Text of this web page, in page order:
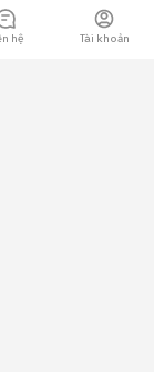
hệ Tài khoản